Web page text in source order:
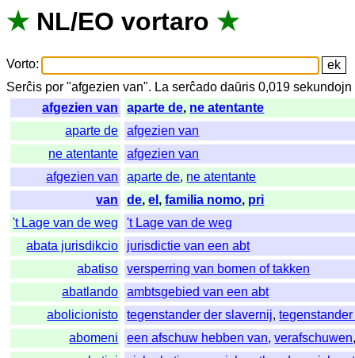
★ NL/EO vortaro ★
Vorto:
Serĉis por "afgezien van". La serĉado daŭris 0,019sekundojn
afgezien van
aparte de, ne atentante
aparte de
afgezien van
ne atentante
afgezien van
afgezien van
aparte de, ne atentante
van
de,el ,familia nomo, pri
't Lage van de weg
't Lage van de weg
abata jurisdikcio
jurisdictie van een abt
abatiso
versperring van bomen of takken
abatlando
ambtsgebied van een abt
abolicionisto
tegenstander der slavernij,
abomeni
een afschuw hebben van,verafschuwen